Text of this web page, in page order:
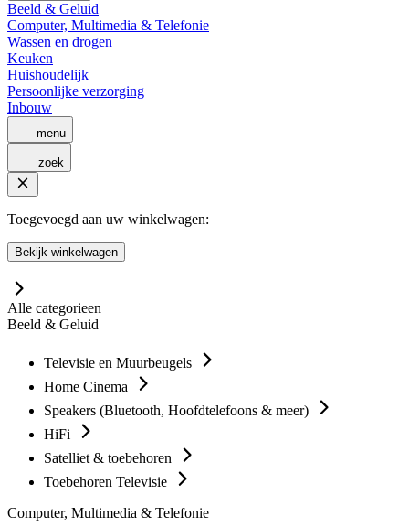
Beeld & Geluid
Computer, Multimedia & Telefonie
Wassen en drogen
Keuken
Huishoudelijk
Persoonlijke verzorging
Inbouw
menu
zoek
Toegevoegd aan uw winkelwagen:
Bekijk winkelwagen
Alle categorieen
Beeld & Geluid
Televisie en Muurbeugels
Home Cinema
Speakers (Bluetooth, Hoofdtelefoons & meer)
HiFi
Satelliet & toebehoren
Toebehoren Televisie
Computer, Multimedia & Telefonie